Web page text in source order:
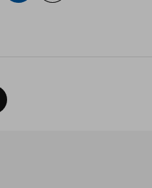
Back To Top